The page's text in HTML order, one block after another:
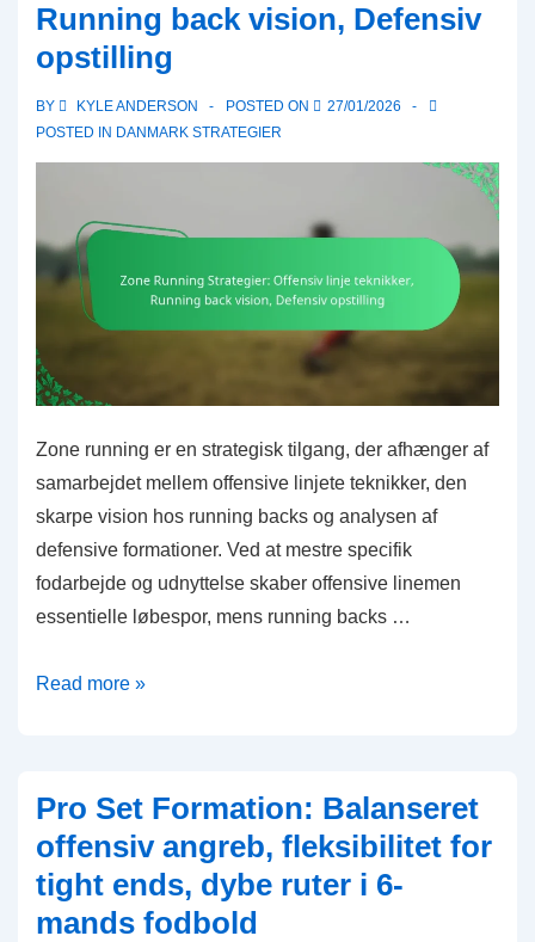
Running back vision, Defensiv
opstilling
BY KYLE ANDERSON POSTED ON
27/01/2026
POSTED IN DANMARK STRATEGIER
Zone running er en strategisk tilgang, der afhænger af
samarbejdet mellem offensive linjete teknikker, den
skarpe vision hos running backs og analysen af
defensive formationer. Ved at mestre specifik
fodarbejde og udnyttelse skaber offensive linemen
essentielle løbespor, mens running backs …
Zone
linje
teknikker,
Running
back
Read more »
Pro Set Formation: Balanseret
offensiv angreb, fleksibilitet for
tight ends, dybe ruter i 6-
mands fodbold